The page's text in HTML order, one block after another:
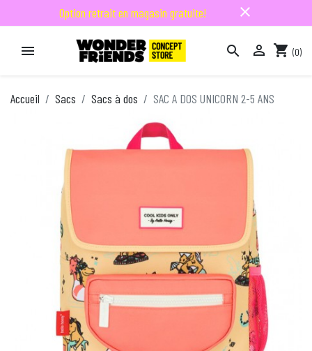
Option retrait en magasin gratuite! close
   shopping_cart (0)
Accueil Sacs Sacs à dos SAC A DOS UNICORN 2-5 ANS